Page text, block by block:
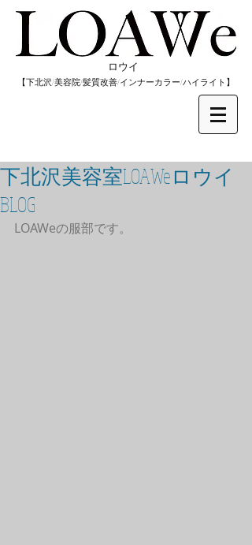
​ロウイ
​【下北沢/美容院/髪質改善/インナーカラー/​ハイライト】
下北沢美容室LOAWeロウイ
BLOG
LOAWeの服部です。